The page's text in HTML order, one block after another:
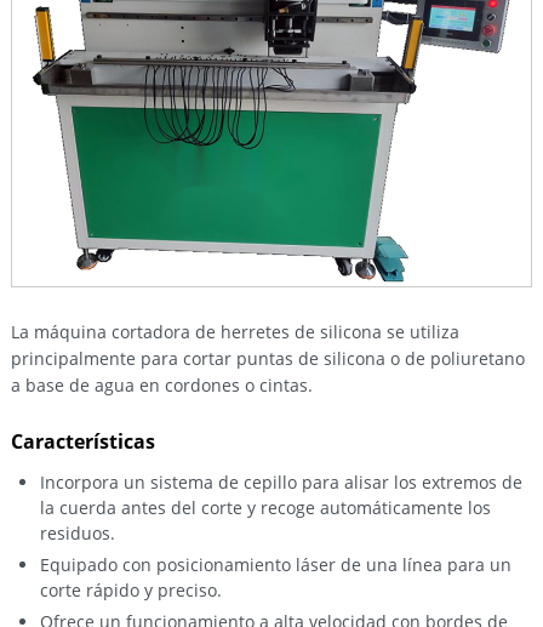
La máquina cortadora de herretes de silicona se utiliza
principalmente para cortar puntas de silicona o de poliuretano
a base de agua en cordones o cintas.
Características
Incorpora un sistema de cepillo para alisar los extremos de
la cuerda antes del corte y recoge automáticamente los
residuos.
Equipado con posicionamiento láser de una línea para un
corte rápido y preciso.
Ofrece un funcionamiento a alta velocidad con bordes de